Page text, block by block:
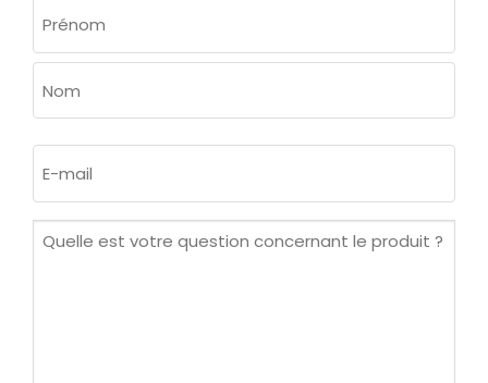
(NÉCESSAIRE)
Prénom
mail
Quelle